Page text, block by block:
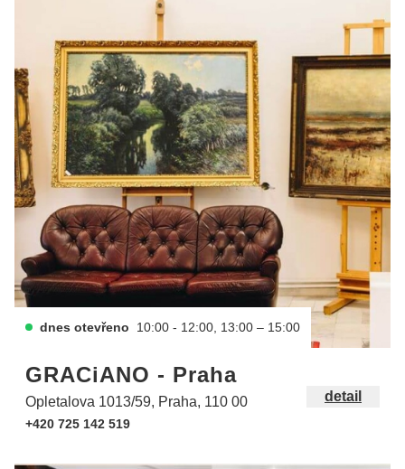
dnes otevřeno 10:00 - 12:00, 13:00 – 15:00
GRACiANO - Praha
Opletalova 1013/59, Praha, 110 00
+420 725 142 519
detail